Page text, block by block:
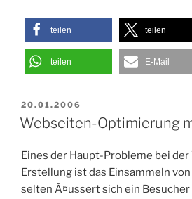
teilen teilen
teilen E-Mail
VERÖFFENTLICHT
AM
20.01.2006
Webseiten-Optimierung
Eines der Haupt-Probleme bei
Erstellung ist das Einsammeln
selten Ã¤ussert sich ein Besucher